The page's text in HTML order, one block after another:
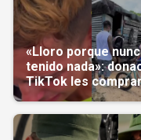
«Lloro porque
tenido nada»:
TikTok les
casa(Video)